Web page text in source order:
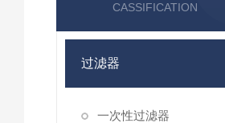
CASSIFICATION
过滤器
一次性过滤器